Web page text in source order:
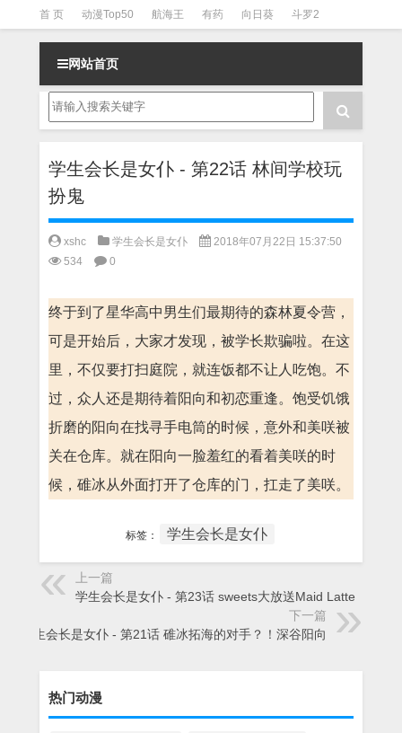
首 页 动漫Top50 航海王 有药 向日葵 斗罗2
斗罗3 火影 一拳超人 柯南 阴阳师 节目清单
网站首页
学生会长是女仆 - 第22话 林间学校玩
扮鬼
xshc 学生会长是女仆
2018年07月22日 15:37:50
534
0
终于到了星华高中男生们最期待的森林夏令营，
可是开始后，大家才发现，被学长欺骗啦。在这
里，不仅要打扫庭院，就连饭都不让人吃饱。不
过，众人还是期待着阳向和初恋重逢。饱受饥饿
折磨的阳向在找寻手电筒的时候，意外和美咲被
关在仓库。就在阳向一脸羞红的看着美咲的时
候，碓冰从外面打开了仓库的门，扛走了美咲。
标签： 学生会长是女仆
上一篇
学生会长是女仆 - 第23话 sweets大放送Maid Latte
下一篇
学生会长是女仆 - 第21话 碓冰拓海的对手？！深谷阳向
热门动漫